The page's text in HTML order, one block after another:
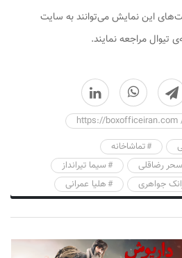
این نمایش می‌توانند به سایت
تیوال مراجعه نمایند.
https://boxofficeiran.com
تماشاخانه
رضاقلی
سیما تیرانداز
جواهری هلیا عمرانی